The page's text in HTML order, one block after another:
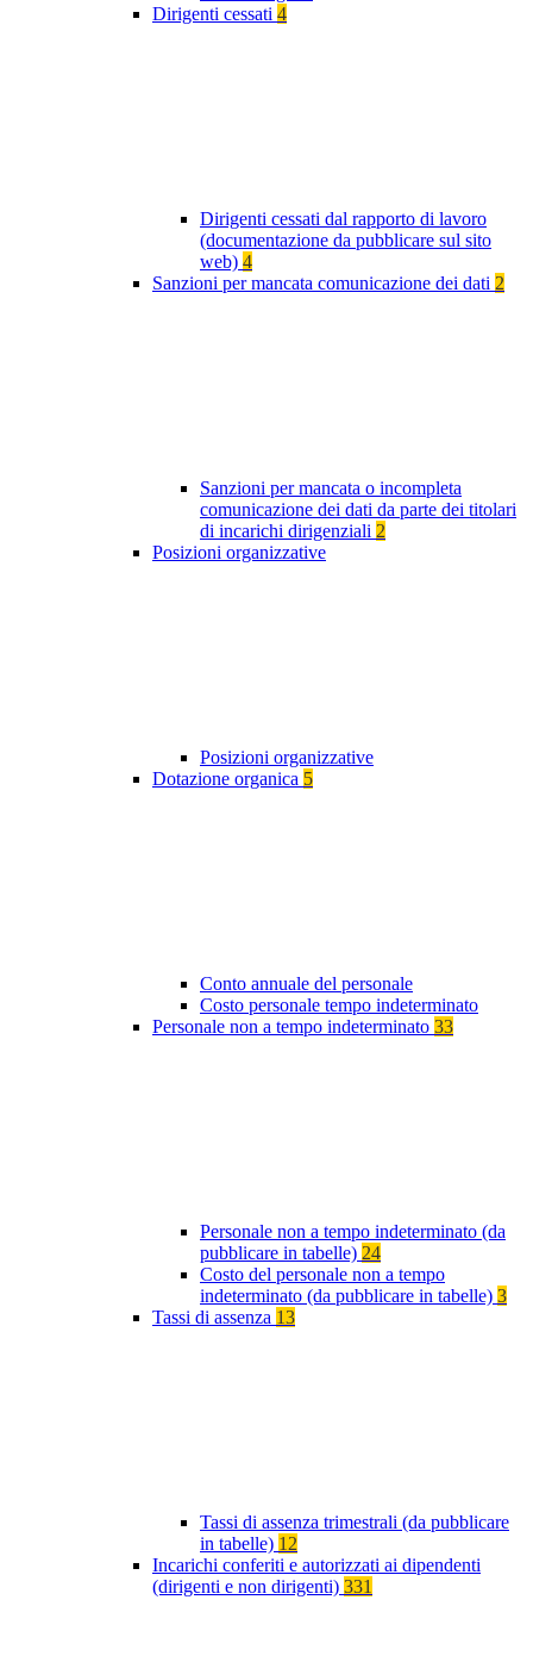
Dirigenti cessati 4
Dirigenti cessati dal rapporto di lavoro
(documentazione da pubblicare sul sito
web) 4
Sanzioni per mancata comunicazione dei dati 2
Sanzioni per mancata o incompleta
comunicazione dei dati da parte dei titolari
di incarichi dirigenziali 2
Posizioni organizzative
Posizioni organizzative
Dotazione organica 5
Conto annuale del personale
Costo personale tempo indeterminato
Personale non a tempo indeterminato 33
Personale non a tempo indeterminato (da
pubblicare in tabelle) 24
Costo del personale non a tempo
indeterminato (da pubblicare in tabelle) 3
Tassi di assenza 13
Tassi di assenza trimestrali (da pubblicare
in tabelle) 12
Incarichi conferiti e autorizzati ai dipendenti
(dirigenti e non dirigenti) 331